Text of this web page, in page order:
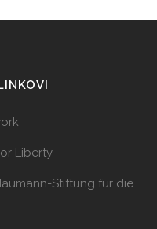
Liberty
Stiftung für die